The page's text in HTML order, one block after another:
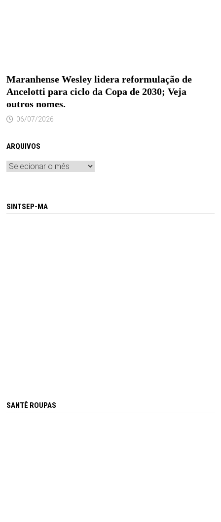
Maranhense Wesley lidera reformulação de
Ancelotti para ciclo da Copa de 2030; Veja
outros nomes.
06/07/2026
ARQUIVOS
Arquivos
SINTSEP-MA
SANTÊ ROUPAS